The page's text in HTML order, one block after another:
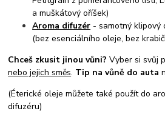
a muškátový oříšek)
Aroma difuzér - samotný klipový
(bez esenciálního oleje, bez
Chceš zkusit jinou vůni? Vyber si svůj
nebo jejich směs. Tip na vůně do auta
(Éterické oleje můžete také použít do
difuzéru)